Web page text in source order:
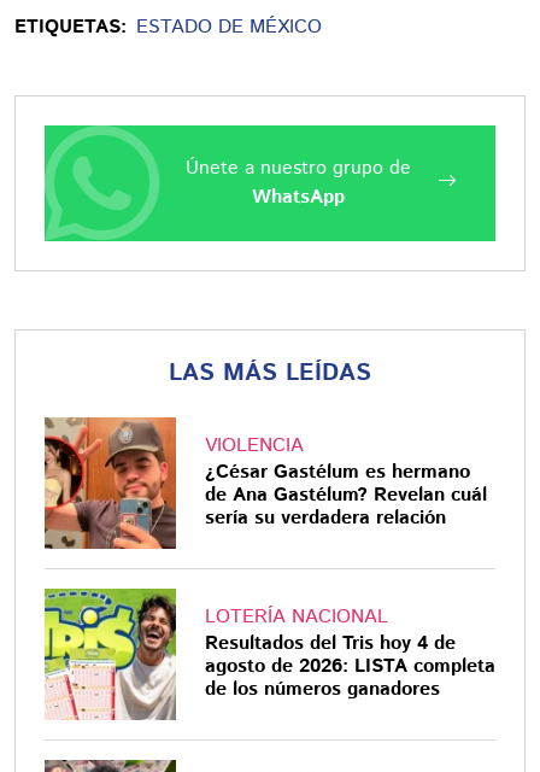
ETIQUETAS: ESTADO DE MÉXICO
Únete a nuestro grupo de
WhatsApp
LAS MÁS LEÍDAS
VIOLENCIA
¿César Gastélum es hermano
de Ana Gastélum? Revelan cuál
sería su verdadera relación
LOTERÍA NACIONAL
Resultados del Tris hoy 4 de
agosto de 2026: LISTA completa
de los números ganadores